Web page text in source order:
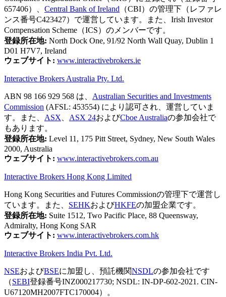
657406）、 Central Bank of Ireland （CBI）の管理下（レファレ
ンス番号C423427）で運営しています。また、Irish Investor
Compensation Scheme（ICS）のメンバーです。
登録所在地: North Dock One, 91/92 North Wall Quay, Dublin 1
D01 H7V7, Ireland
ウェブサイト: www.interactivebrokers.ie
Interactive Brokers Australia Pty. Ltd.
ABN 98 166 929 568 は、 Australian Securities and Investments
Commission (AFSL: 453554) により認可され、運営していま
す。また、 ASX ASX 24およびCboe Australiaの参加会社で
もあります。
登録所在地: Level 11, 175 Pitt Street, Sydney, New South Wales
2000, Australia
ウェブサイト: www.interactivebrokers.com.au
Interactive Brokers Hong Kong Limited
Hong Kong Securities and Futures Commissionの管理下で運営し
ています。また、 SEHKおよびHKFEの加盟企業です。
登録所在地: Suite 1512, Two Pacific Place, 88 Queensway,
Admiralty, Hong Kong SAR
ウェブサイト: www.interactivebrokers.com.hk
Interactive Brokers India Pvt. Ltd.
NSEおよびBSEに加盟し、預託機関NSDLの参加会社です
（SEBI登録番号INZ000217730; NSDL: IN-DP-602-2021. CIN-
U67120MH2007FTC170004）。